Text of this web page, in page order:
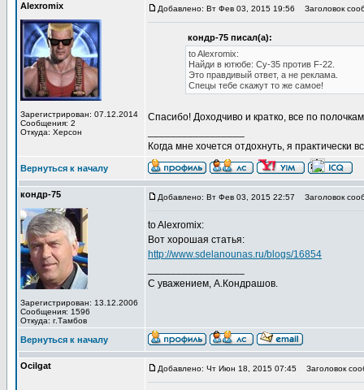
Alexromix
Зарегистрирован: 07.12.2014
Сообщения: 2
Откуда: Херсон
Добавлено: Вт Фев 03, 2015 19:56 Заголовок
кондр-75 писал(а):
to Alexromix:
Найди в ютюбе: Су-35 против F-22.
Это правдивый ответ, а не реклама.
Спецы тебе скажут то же самое!
Спасибо! Доходчиво и кратко, все по
Когда мне хочется отдохнуть, я практически
Вернуться к началу
кондр-75
Зарегистрирован: 13.12.2006
Сообщения: 1596
Откуда: г.Тамбов
Добавлено: Вт Фев 03, 2015 22:57 Заголовок
to Alexromix:
Вот хорошая статья:
http://www.sdelanounas.ru/blogs/16854
С уважением, А.Кондрашов.
Вернуться к началу
Ocilgat Добавлено: Чт Июн 18, 2015 07:45 Заголовок